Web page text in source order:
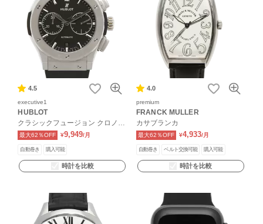
4.5
executive1
HUBLOT
クラシックフュージョン クロノグ
ラフ チタニウム
最大62％OFF ¥9,949/月
自動巻き 購入可能
時計を比較
4.0
premium
FRANCK MULLER
カサブランカ
最大62％OFF ¥4,933/月
自動巻き ベルト交換可能 購入可能
時計を比較